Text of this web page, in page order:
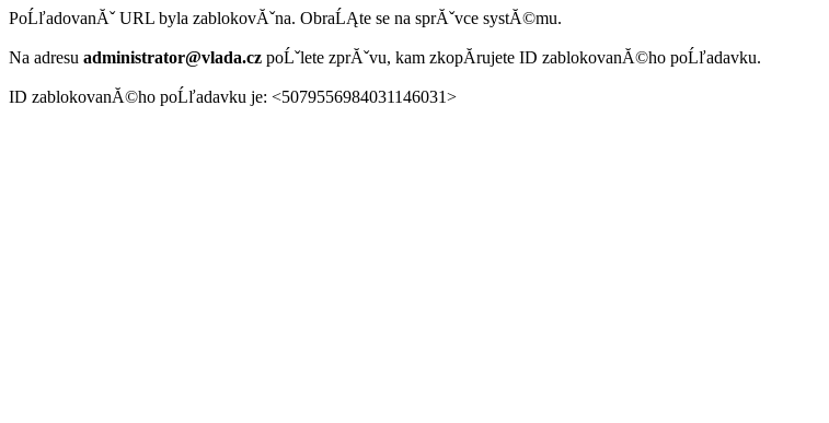
PoĹľadovanĂˇ URL byla zablokovĂˇna. ObraĹĄte se na sprĂˇvce systĂ©mu.
Na adresu administrator@vlada.cz poĹˇlete zprĂˇvu, kam zkopĂ­rujete ID zablokovanĂ©ho poĹľadavku.
ID zablokovanĂ©ho poĹľadavku je: <5079556984031146031>